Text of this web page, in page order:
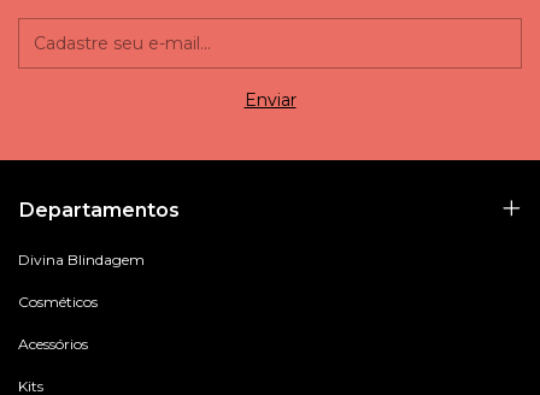
Departamentos
Divina Blindagem
Cosméticos
Acessórios
Kits